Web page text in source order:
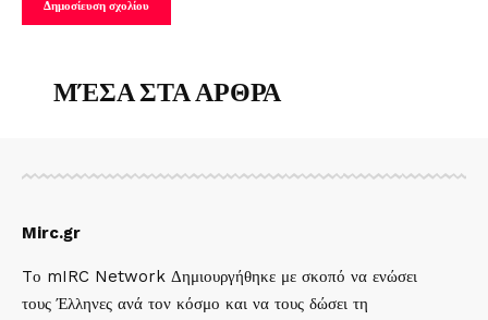
ΜΈΣΑ ΣΤΑ ΑΡΘΡΑ
Mirc.gr
Tο mIRC Network Δημιουργήθηκε με σκοπό να ενώσει
τους Έλληνες ανά τον κόσμο και να τους δώσει τη